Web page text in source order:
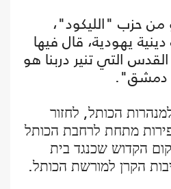
حزب "الليكود"،
يهودية، قال فيها
التي تنير دربنا هو
دمشق".
הכותל, לחזור
מתחת לרחבת הכותל
הקדוש שכנגד בית
הקרן למורשת הכותל.